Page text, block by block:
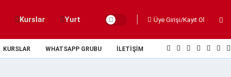
Kurslar Yurt Üye Girişi/Kayıt Ol
KURSLAR WHATSAPP GRUBU İLETIŞIM